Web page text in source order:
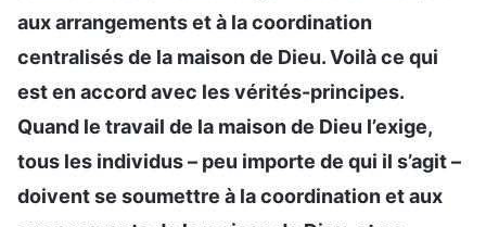
aux arrangements et à la coordination
centralisés de la maison de Dieu. Voilà ce qui
est en accord avec les vérités-principes.
Quand le travail de la maison de Dieu l’exige,
tous les individus – peu importe de qui il s’agit –
doivent se soumettre à la coordination et aux